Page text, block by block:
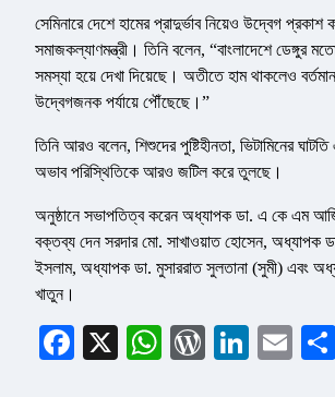
সেমিনারে দেশে হামের প্রাদুর্ভাব নিয়েও উদ্বেগ প্রকাশ
সমাজকল্যাণমন্ত্রী। তিনি বলেন, “বাংলাদেশে ডেঙ্গুর
সমস্যা হয়ে দেখা দিয়েছে। অতীতে হাম থাকলেও
উদ্বেগজনক পর্যায়ে পৌঁছেছে।”
তিনি আরও বলেন, শিশুদের পুষ্টিহীনতা, ভিটামিনের
অভাব পরিস্থিতিকে আরও জটিল করে তুলছে।
অনুষ্ঠানে সভাপতিত্ব করেন অধ্যাপক ডা. এ কে এম
বক্তব্য দেন সরদার মো. সাখাওয়াত হোসেন, অধ্যাপক
ইসলাম, অধ্যাপক ডা. মুসাররাত সুলতানা (সুমী) এবং
খাতুন।
Facebook
X WhatsApp
WordPress